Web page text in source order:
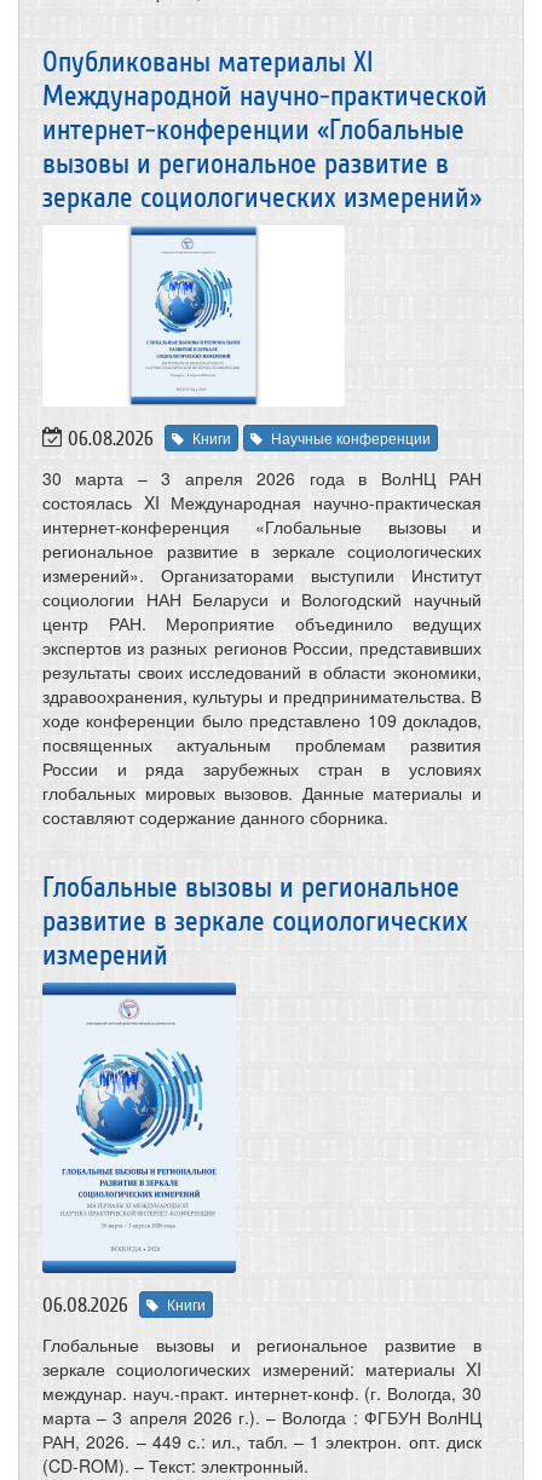
Опубликованы материалы XI
Международной научно-практической
интернет-конференции «Глобальные
вызовы и региональное развитие в
зеркале социологических измерений»
06.08.2026 Книги Научные конференции
30 марта – 3 апреля 2026 года в ВолНЦ РАН
состоялась XI Международная научно-практическая
интернет-конференция «Глобальные вызовы и
региональное развитие в зеркале социологических
измерений». Организаторами выступили Институт
социологии НАН Беларуси и Вологодский научный
центр РАН. Мероприятие объединило ведущих
экспертов из разных регионов России, представивших
результаты своих исследований в области экономики,
здравоохранения, культуры и предпринимательства. В
ходе конференции было представлено 109 докладов,
посвященных актуальным проблемам развития
России и ряда зарубежных стран в условиях
глобальных мировых вызовов. Данные материалы и
составляют содержание данного сборника.
Глобальные вызовы и региональное
развитие в зеркале социологических
измерений
06.08.2026 Книги
Глобальные вызовы и региональное развитие в
зеркале социологических измерений: материалы XI
междунар. науч.-практ. интернет-конф. (г. Вологда, 30
марта – 3 апреля 2026 г.). – Вологда : ФГБУН ВолНЦ
РАН, 2026. – 449 с.: ил., табл. – 1 электрон. опт. диск
(CD-ROM). – Текст: электронный.